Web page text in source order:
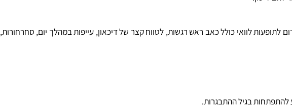
מה שמסמן את הגוף להתכונן לשינה. אור מפחית את ייצור מלטונין ומאותת לגוף
לוואי כולל כאב ראש רגשות, לטווח קצר של דיכאון, עייפות במהלך יום, סחרחורות,